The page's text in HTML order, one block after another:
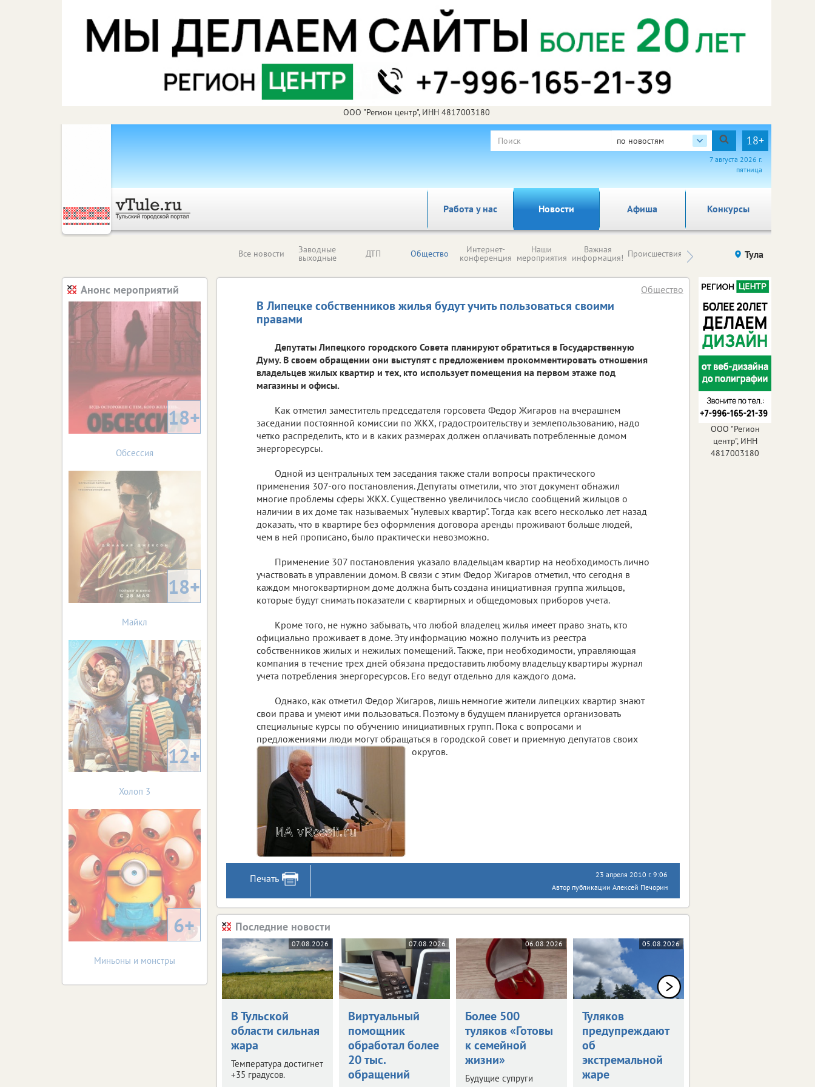
ООО "Регион центр", ИНН 4817003180
по новостям 18+
7 августа 2026 г.
пятница
Работа у нас Новости Афиша Конкурсы
Все новости Заводные
выходные ДТП Общество Интернет-
конференция
Наши
мероприятия
Важная
информация! Происшествия Здоровье компаний (на
Тула
В Липецке собственников жилья будут учить пользоваться своими
правами
Общество
Депутаты Липецкого городского Совета планируют обратиться в Государственную
Думу. В своем обращении они выступят с предложением прокомментировать отношения
владельцев жилых квартир и тех, кто использует помещения на первом этаже под
магазины и офисы.
Как отметил заместитель председателя горсовета Федор Жигаров на вчерашнем
заседании постоянной комиссии по ЖКХ, градостроительству и землепользованию, надо
четко распределить, кто и в каких размерах должен оплачивать потребленные домом
энергоресурсы.
Одной из центральных тем заседания также стали вопросы практического
применения 307-ого постановления. Депутаты отметили, что этот документ обнажил
многие проблемы сферы ЖКХ. Существенно увеличилось число сообщений жильцов о
наличии в их доме так называемых "нулевых квартир". Тогда как всего несколько лет назад
доказать, что в квартире без оформления договора аренды проживают больше людей,
чем в ней прописано, было практически невозможно.
Применение 307 постановления указало владельцам квартир на необходимость лично
участвовать в управлении домом. В связи с этим Федор Жигаров отметил, что сегодня в
каждом многоквартирном доме должна быть создана инициативная группа жильцов,
которые будут снимать показатели с квартирных и общедомовых приборов учета.
Кроме того, не нужно забывать, что любой владелец жилья имеет право знать, кто
официально проживает в доме. Эту информацию можно получить из реестра
собственников жилых и нежилых помещений. Также, при необходимости, управляющая
компания в течение трех дней обязана предоставить любому владельцу квартиры журнал
учета потребления энергоресурсов. Его ведут отдельно для каждого дома.
Однако, как отметил Федор Жигаров, лишь немногие жители липецких квартир знают
свои права и умеют ими пользоваться. Поэтому в будущем планируется организовать
специальные курсы по обучению инициативных групп. Пока с вопросами и
предложениями люди могут обращаться в городской совет и приемную депутатов своих
округов.
Печать
23 апреля 2010 г. 9:06
Автор публикации Алексей Печорин
Последние новости
07.08.2026
В Тульской
области сильная
жара
Температура достигнет
+35 градусов.
07.08.2026
Виртуальный
помощник
обработал более
20 тыс.
обращений
06.08.2026
Более 500
туляков «Готовы
к семейной
жизни»
Будущие супруги
05.08.2026
Туляков
предупреждают
об
экстремальной
жаре
Анонс мероприятий
18+
Обсессия
18+
Майкл
12+
Холоп 3
6+
Миньоны и монстры
ООО "Регион
центр", ИНН
4817003180